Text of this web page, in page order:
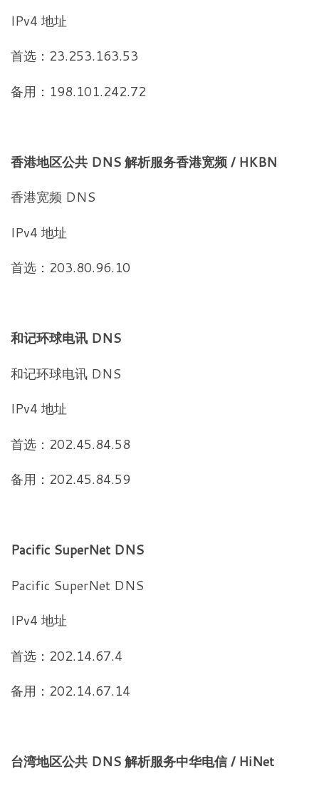
IPv4 地址
首选：23.253.163.53
备用：198.101.242.72
香港地区公共 DNS 解析服务香港宽频 / HKBN
香港宽频 DNS
IPv4 地址
首选：203.80.96.10
和记环球电讯 DNS
和记环球电讯 DNS
IPv4 地址
首选：202.45.84.58
备用：202.45.84.59
Pacific SuperNet DNS
Pacific SuperNet DNS
IPv4 地址
首选：202.14.67.4
备用：202.14.67.14
台湾地区公共 DNS 解析服务中华电信 / HiNet